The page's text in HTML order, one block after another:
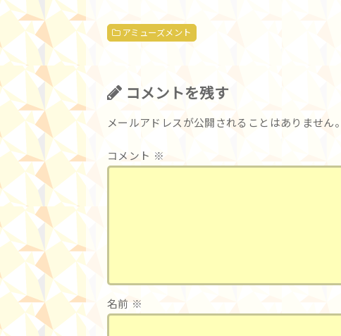
アミューズメント
コメントを残す
メールアドレスが公開されることはありません。
コメント ※
名前 ※